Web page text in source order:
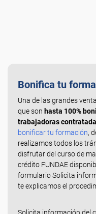
Bonifica tu
Una de las grandes
que son hasta 100%
trabajadoras
bonificar tu formación,
realizamos todos los
disfrutar del curso de
crédito FUNDAE
formulario Solicita
te explicamos el